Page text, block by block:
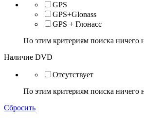
GPS
GPS+Glonass
GPS + Глонасс
По этим критериям поиска ничего
Наличие DVD
Отсутствует
По этим критериям поиска ничего
Сбросить